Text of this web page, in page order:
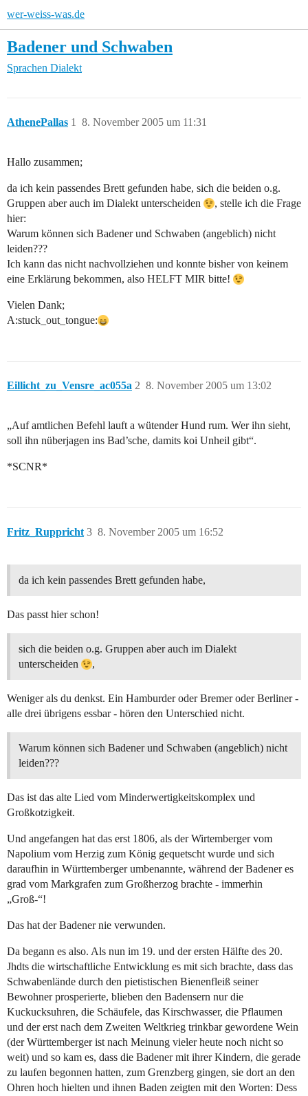
wer-weiss-was.de
Badener und Schwaben
Sprachen Dialekt
AthenePallas 8. November 2005 um 11:31
1
Hallo zusammen;
da ich kein passendes Brett gefunden habe, sich die beiden o.g.
Gruppen aber auch im Dialekt unterscheiden
, stelle ich die Frage
hier:
Warum können sich Badener und Schwaben (angeblich) nicht
leiden???
Ich kann das nicht nachvollziehen und konnte bisher von keinem
eine Erklärung bekommen, also HELFT MIR bitte!
Vielen Dank;
A:stuck_out_tongue:
Eillicht_zu_Vensre_ac055a 8. November 2005 um 13:02
2
„Auf amtlichen Befehl lauft a wütender Hund rum. Wer ihn sieht,
soll ihn nüberjagen ins Bad’sche, damits koi Unheil gibt“.
*SCNR*
Fritz_Ruppricht 8. November 2005 um 16:52
3
da ich kein passendes Brett gefunden habe,
Das passt hier schon!
sich die beiden o.g. Gruppen aber auch im Dialekt
unterscheiden
,
Weniger als du denkst. Ein Hamburder oder Bremer oder Berliner -
alle drei übrigens essbar - hören den Unterschied nicht.
Warum können sich Badener und Schwaben (angeblich) nicht
leiden???
Das ist das alte Lied vom Minderwertigkeitskomplex und
Großkotzigkeit.
Und angefangen hat das erst 1806, als der Wirtemberger vom
Napolium vom Herzig zum König gequetscht wurde und sich
daraufhin in Württemberger umbenannte, während der Badener es
grad vom Markgrafen zum Großherzog brachte - immerhin
„Groß-“!
Das hat der Badener nie verwunden.
Da begann es also. Als nun im 19. und der ersten Hälfte des 20.
Jhdts die wirtschaftliche Entwicklung es mit sich brachte, dass das
Schwabenlände durch den pietistischen Bienenfleiß seiner
Bewohner prosperierte, blieben den Badensern nur die
Kuckucksuhren, die Schäufele, das Kirschwasser, die Pflaumen
und der erst nach dem Zweiten Weltkrieg trinkbar gewordene Wein
(der Württemberger ist nach Meinung vieler heute noch nicht so
weit) und so kam es, dass die Badener mit ihrer Kindern, die gerade
zu laufen begonnen hatten, zum Grenzberg gingen, sie dort an den
Ohren hoch hielten und ihnen Baden zeigten mit den Worten: Dess